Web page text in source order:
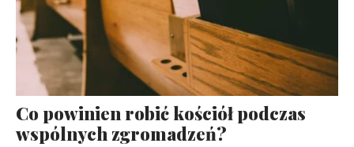
Co powinien robić kościół podczas
wspólnych zgromadzeń?